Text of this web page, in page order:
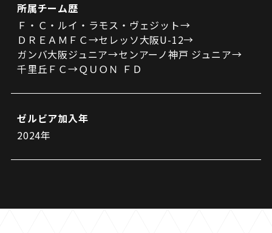
所属チーム歴
Ｆ・Ｃ・ルイ・ラモス・ヴェジット→
ＤＲＥＡＭＦＣ→セレッソ大阪U-12→
ガンバ大阪ジュニア→センアーノ神戸 ジュニア→
千里丘ＦＣ→ＱＵＯＮ ＦＤ
ゼルビア加入年
2024年